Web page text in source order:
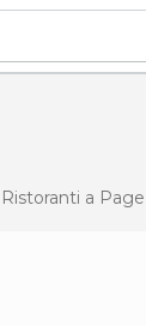
Ristoranti a Page